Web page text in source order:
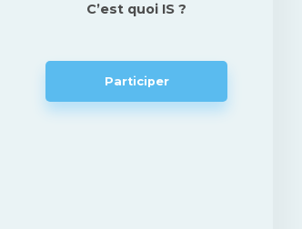
C’est quoi IS ?
Participer